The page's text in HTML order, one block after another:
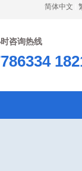
简体中文
咨询热线